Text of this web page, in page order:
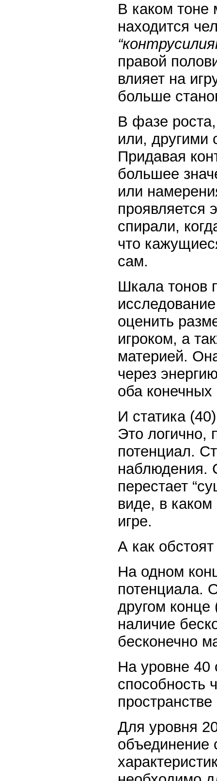
В каком тоне
находится
правой
влияет на
больше
В фазе
или, другими
Придавая
большее
или
проявляется
спирали,
что
сам.
Шкала тонов
оценить
игроком, а
материей.
через
оба
И статика
Это логично,
потенциал.
наблюдения.
перестает
виде, в
игре.
А как
На одном
потенциала.
другом конце
наличие
бесконечно
На уровне 40
способность
Для уровня
объединение